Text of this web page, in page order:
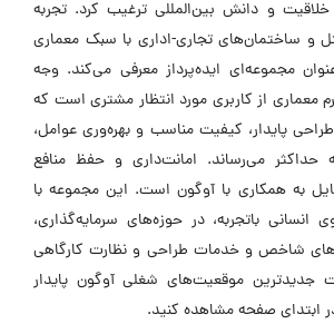
و دانش بین‌المللی ترغیب کرد. تجربه
و ساختمان‌های تجاری-اداری با سبک معماری
مجموعه‌ای ایده‌پرداز معرفی می‌کند. وجه
معماری از کاربری مورد انتظار مشتری است که
پایدار، کیفیت مناسب و بهره‌وری عوامل،
حداکثر می‌رساند. امانت‌داری و حفظ منافع
به همکاری با آوگون است. این مجموعه با
انسانی باتجربه، در حوزه‌های سرمایه‌گذاری،
شاخص و خدمات طراحی و نظارت کارگاهی
جدیدترین موقعیت‌های شغلی آوگون پایدار
در ابتدای صفحه مشاهده کنید.